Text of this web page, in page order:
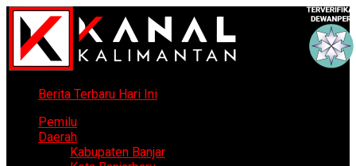
Berita Terbaru Hari Ini
Pemilu
Daerah
Kabupaten Banjar